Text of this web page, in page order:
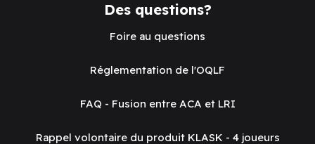
Des questions?
Foire au questions
Réglementation de l'OQLF
FAQ - Fusion entre ACA et LRI
Rappel volontaire du produit KLASK - 4 joueurs